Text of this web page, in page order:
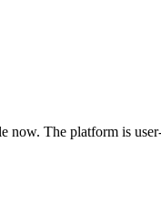
now. The platform is